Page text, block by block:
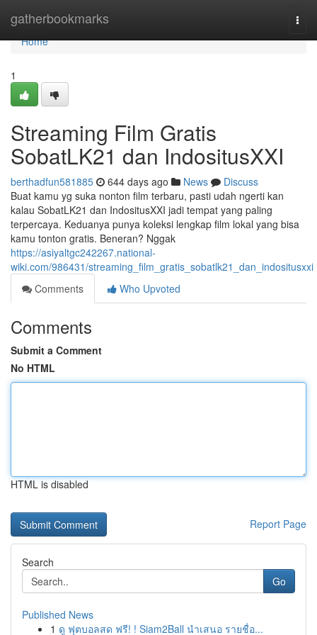
gatherbookmarks
Home
Home
1
Streaming Film Gratis
SobatLK21 dan IndositusXXI
berthadfun581885 644 days ago News
Discuss
Buat kamu yg suka nonton film terbaru, pasti udah ngerti kan
kalau SobatLK21 dan IndositusXXI jadi tempat yang paling
terpercaya. Keduanya punya koleksi lengkap film lokal yang bisa
kamu tonton gratis. Beneran? Nggak
https://asiyaltgc242267.national-
wiki.com/986431/streaming_film_gratis_sobatlk21_dan_indositusxxi
Comments
Who Upvoted
Comments
Submit a Comment
No HTML
HTML is disabled
Report Page
Search
Go
Published News
1 ดู ฟุตบอลสด ฟรี! ! Siam2Ball นำเสนอ รายชื่อ...